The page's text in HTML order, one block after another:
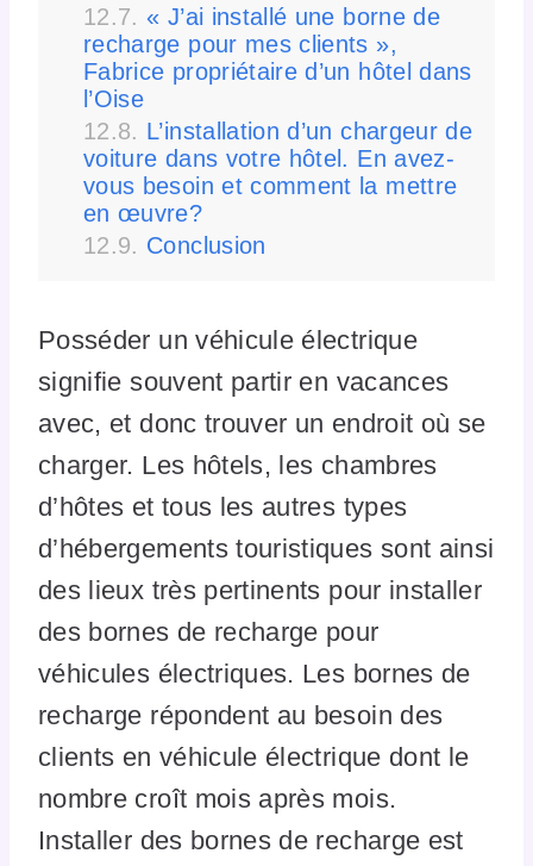
« J’ai installé une borne de
recharge pour mes clients »,
Fabrice propriétaire d’un hôtel dans
l’Oise
L’installation d’un chargeur de
voiture dans votre hôtel. En avez-
vous besoin et comment la mettre
en œuvre?
Conclusion
Posséder un véhicule électrique
signifie souvent partir en vacances
avec, et donc trouver un endroit où se
charger. Les hôtels, les chambres
d’hôtes et tous les autres types
d’hébergements touristiques sont ainsi
des lieux très pertinents pour installer
des bornes de recharge pour
véhicules électriques. Les bornes de
recharge répondent au besoin des
clients en véhicule électrique dont le
nombre croît mois après mois.
Installer des bornes de recharge est